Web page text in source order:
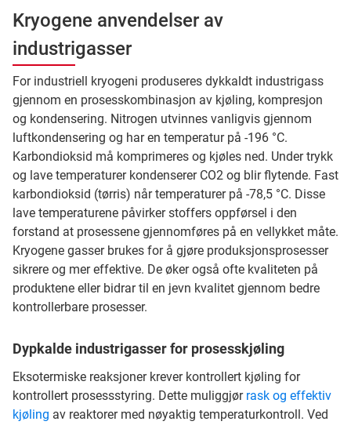
Kryogene anvendelser av
industrigasser
For industriell kryogeni produseres dykkaldt industrigass
gjennom en prosesskombinasjon av kjøling, kompresjon
og kondensering. Nitrogen utvinnes vanligvis gjennom
luftkondensering og har en temperatur på -196 °C.
Karbondioksid må komprimeres og kjøles ned. Under trykk
og lave temperaturer kondenserer CO2 og blir flytende. Fast
karbondioksid (tørris) når temperaturer på -78,5 °C. Disse
lave temperaturene påvirker stoffers oppførsel i den
forstand at prosessene gjennomføres på en vellykket måte.
Kryogene gasser brukes for å gjøre produksjonsprosesser
sikrere og mer effektive. De øker også ofte kvaliteten på
produktene eller bidrar til en jevn kvalitet gjennom bedre
kontrollerbare prosesser.
Dypkalde industrigasser for prosesskjøling
Eksotermiske reaksjoner krever kontrollert kjøling for
kontrollert prosessstyring. Dette muliggjørrask og effektiv
kjøling av reaktorer med nøyaktig temperaturkontroll. Ved